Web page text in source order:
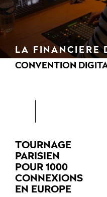
LA FINANCIERE
CONVENTION
TOURNAGE
PARISIEN
POUR 1000
CONNEXIONS
EN EUROPE